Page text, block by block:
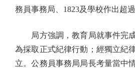
務員事務局、1823及學校作出超過
局方強調，教育局就事件完
為採取正式紀律行動；經獨立紀
立。公務員事務局局長考量當中